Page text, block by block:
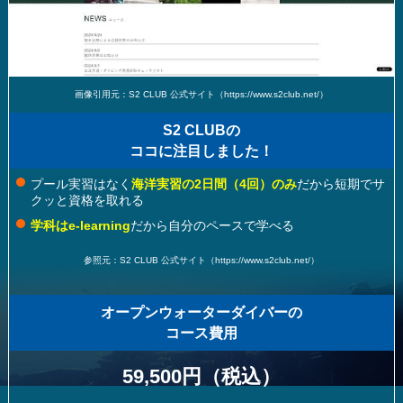
画像引用元：S2 CLUB 公式サイト（https://www.s2club.net/）
S2 CLUBの
ココに注目しました！
プール実習はなく 海洋実習の2日間（4回）のみだから短期でサ
クッと資格を取れる
学科はe-learningだから自分のペースで学べる
参照元：S2 CLUB 公式サイト（https://www.s2club.net/）
オープンウォーターダイバーの
コース費用
59,500円（税込）